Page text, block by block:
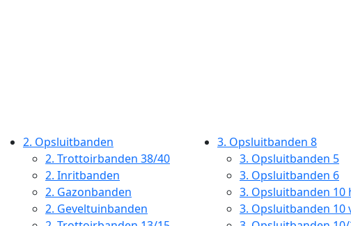
2. Opsluitbanden
2. Trottoirbanden 38/40
2. Inritbanden
2. Gazonbanden
2. Geveltuinbanden
3. Opsluitbanden 8
3. Opsluitbanden 5
3. Opsluitbanden 6
3. Opsluitbanden 10
3. Opsluitbanden 10